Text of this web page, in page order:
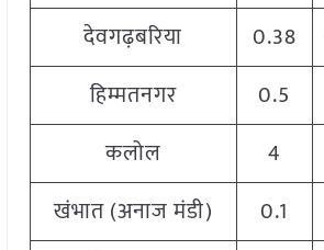
देवगढ़बरिया
0.38
हिम्मतनगर
0.5
कलोल
4
खंभात (अनाज मंडी)
0.1